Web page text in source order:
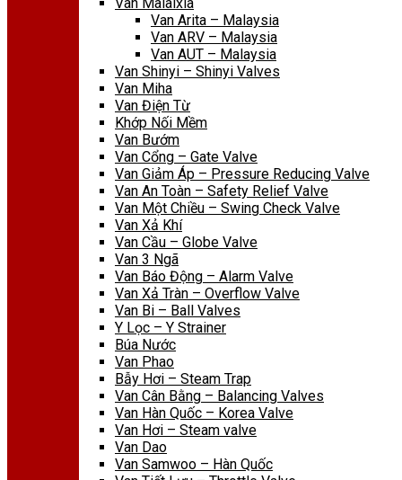
Van Arita – Malaysia
Van ARV – Malaysia
Van AUT – Malaysia
Van Shinyi – Shinyi Valves
Van Miha
Van Điện Từ
Khớp Nối Mềm
Van Bướm
Van Cổng – Gate Valve
Van Giảm Áp – Pressure Reducing Valve
Van An Toàn – Safety Relief Valve
Van Một Chiều – Swing Check Valve
Van Xả Khí
Van Cầu – Globe Valve
Van 3 Ngã
Van Báo Động – Alarm Valve
Van Xả Tràn – Overflow Valve
Van Bi – Ball Valves
Y Lọc – Y Strainer
Búa Nước
Van Phao
Bẫy Hơi – Steam Trap
Van Cân Bằng – Balancing Valves
Van Hàn Quốc – Korea Valve
Van Hơi – Steam valve
Van Dao
Van Samwoo – Hàn Quốc